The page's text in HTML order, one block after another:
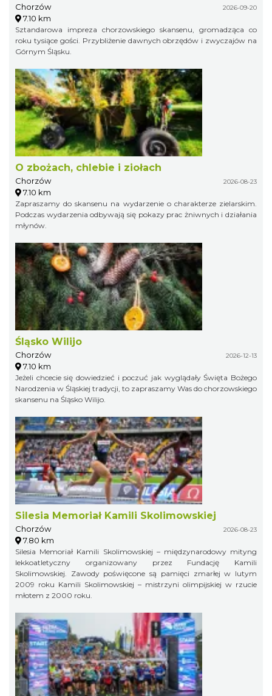
Chorzów 2026-09-20
7.10 km
Sztandarowa impreza chorzowskiego skansenu, gromadząca co
roku tysiące gości. Przybliżenie dawnych obrzędów i zwyczajów na
Górnym Śląsku.
O zbożach, chlebie i ziołach
Chorzów 2026-08-23
7.10 km
Zapraszamy do skansenu na wydarzenie o charakterze zielarskim.
Podczas wydarzenia odbywają się pokazy prac żniwnych i działania
młynów.
Śląsko Wilijo
Chorzów 2026-12-13
7.10 km
Jeżeli chcecie się dowiedzieć i poczuć jak wyglądały Święta Bożego
Narodzenia w Śląskiej tradycji, to zapraszamy Was do chorzowskiego
skansenu na Śląsko Wilijo.
Silesia Memoriał Kamili Skolimowskiej
Chorzów 2026-08-23
7.80 km
Silesia Memoriał Kamili Skolimowskiej – międzynarodowy mityng
lekkoatletyczny organizowany przez Fundację Kamili
Skolimowskiej. Zawody poświęcone są pamięci zmarłej w lutym
2009 roku Kamili Skolimowskiej – mistrzyni olimpijskiej w rzucie
młotem z 2000 roku.